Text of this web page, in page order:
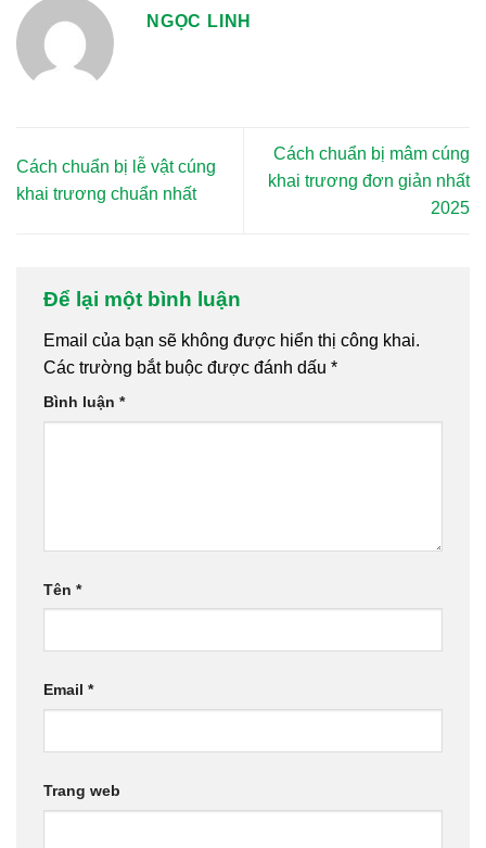
NGỌC LINH
Cách chuẩn bị lễ vật cúng
khai trương chuẩn nhất
Cách chuẩn bị mâm cúng
khai trương đơn giản nhất
2025
Để lại một bình luận
Email của bạn sẽ không được hiển thị công khai.
Các trường bắt buộc được đánh dấu *
Bình luận *
Tên *
Email *
Trang web